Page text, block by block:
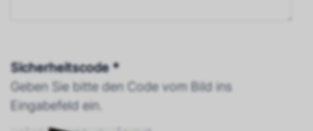
Sicherheitscode *
Geben Sie bitte den Code vom Bild ins
Eingabefeld ein.